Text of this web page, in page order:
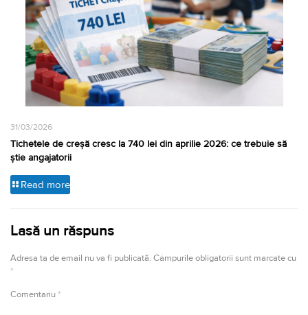
31/03/2026
Tichetele de creșă cresc la 740 lei din aprilie 2026: ce trebuie să
știe angajatorii
Read more
Lasă un răspuns
Adresa ta de email nu va fi publicată. Câmpurile obligatorii sunt marcate cu
*
Comentariu *